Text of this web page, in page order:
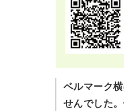
ベルマーク
せんでした